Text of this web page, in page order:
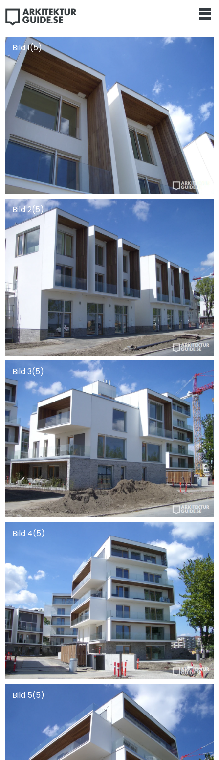
Bild 1(5)
Bild 2(5)
Bild 3(5)
Bild 4(5)
Bild 5(5)